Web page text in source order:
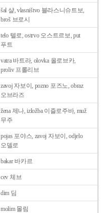
šal 샬, vlasništvo 블라스니슈트보,
broš 브로시
telo 텔로, ostrvo 오스트르보, put
푸트
vatra 바트라, olovka 올로브카,
proliv 프롤리브
zavoj 자보이, pozno 포즈노, obraz
오브라즈
žena 제나, izložba 이즐로주바, muž
무주
pojas 포야스, zavoj 자보이, odjelo
오델로
bakar 바카르
cev 체브
dim 딤
molim 몰림